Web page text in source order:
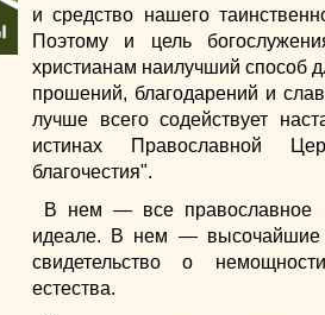
и средство нашего
Поэтому и цель
христианам наилучший способ
прошений, благодарений и
лучше всего содействует
истинах Православной
благочестия".
В нем — все православное
идеале. В нем — высочайшие
свидетельство о
естества.